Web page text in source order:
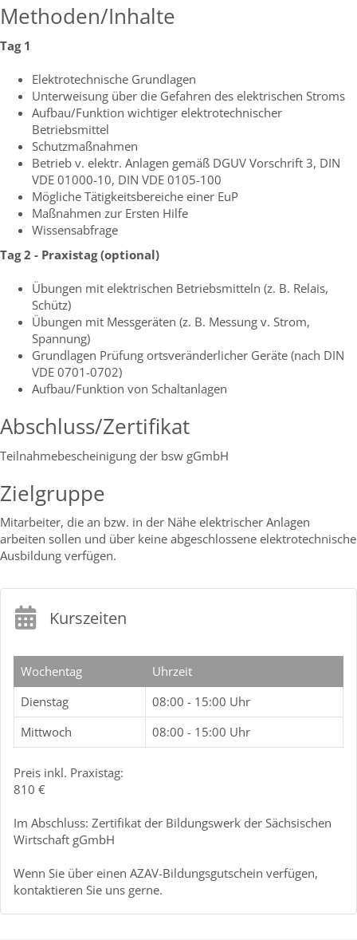
Methoden/Inhalte
Tag 1
Elektrotechnische Grundlagen
Unterweisung über die Gefahren des elektrischen Stroms
Aufbau/Funktion wichtiger elektrotechnischer
Betriebsmittel
Schutzmaßnahmen
Betrieb v. elektr. Anlagen gemäß DGUV Vorschrift 3, DIN
VDE 01000-10, DIN VDE 0105-100
Mögliche Tätigkeitsbereiche einer EuP
Maßnahmen zur Ersten Hilfe
Wissensabfrage
Tag 2 - Praxistag (optional)
Übungen mit elektrischen Betriebsmitteln (z. B. Relais,
Schütz)
Übungen mit Messgeräten (z. B. Messung v. Strom,
Spannung)
Grundlagen Prüfung ortsveränderlicher Geräte (nach DIN
VDE 0701-0702)
Aufbau/Funktion von Schaltanlagen
Abschluss/Zertifikat
Teilnahmebescheinigung der bsw gGmbH
Zielgruppe
Mitarbeiter, die an bzw. in der Nähe elektrischer Anlagen
arbeiten sollen und über keine abgeschlossene elektrotechnische
Ausbildung verfügen.
Kurszeiten
Wochentag
Uhrzeit
Dienstag
08:00 - 15:00 Uhr
Mittwoch
08:00 - 15:00 Uhr
Preis inkl. Praxistag:
810 €
Im Abschluss: Zertifikat der Bildungswerk der Sächsischen
Wirtschaft gGmbH
Wenn Sie über einen AZAV-Bildungsgutschein verfügen,
kontaktieren Sie uns gerne.